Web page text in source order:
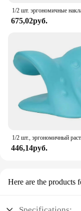
675,02руб.
446,14руб.
Here are the products